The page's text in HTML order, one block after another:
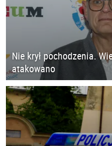
Nie krył pochodzenia.
atakowano